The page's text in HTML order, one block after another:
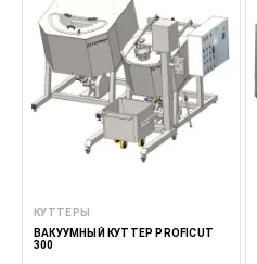
КУТТЕРЫ
ВАКУУМНЫЙ КУТТЕР PROFICUT
300